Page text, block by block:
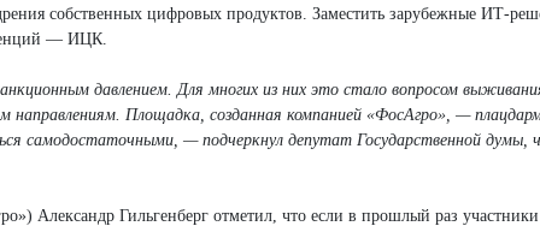
собственных цифровых продуктов. Заместить зарубежные ИТ-
— ИЦК.
давлением. Для многих из них это стало вопросом
направлениям. Площадка, созданная компанией «ФосАгро», —
самодостаточными, — подчеркнул депутат Государственной думы,
Александр Гильгенберг отметил, что если в прошлый раз участники